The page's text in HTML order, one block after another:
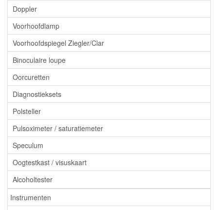
Doppler
Voorhoofdlamp
Voorhoofdspiegel Ziegler/Clar
Binoculaire loupe
Oorcuretten
Diagnostieksets
Polsteller
Pulsoximeter / saturatiemeter
Speculum
Oogtestkast / visuskaart
Alcoholtester
Instrumenten